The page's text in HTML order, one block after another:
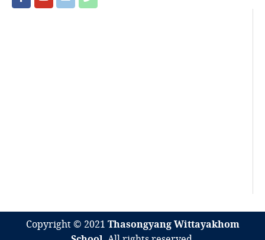
Copyright © 2021 Thasongyang Wittayakhom